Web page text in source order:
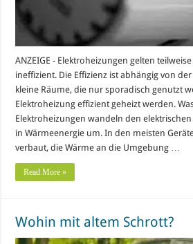
ANZEIGE - Elektroheizungen gelten
ineffizient. Die Effizienz ist abhängig von
kleine Räume, die nur sporadisch genutzt
Elektroheizung effizient geheizt werden.
Elektroheizungen wandeln den
in Wärmeenergie um. In den meisten
verbaut, die Wärme an die Umgebung …
Read More »
Wohin mit altem Schrott?